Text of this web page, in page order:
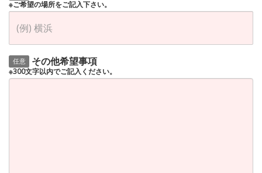
※ご希望の場所をご記入下さい。
任意 その他希望事項
※300文字以内でご記入ください。